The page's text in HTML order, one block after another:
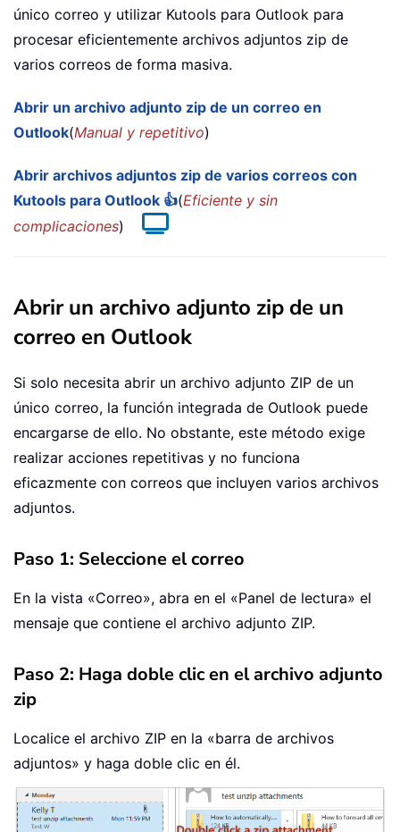
único correo y utilizar Kutools para Outlook para
procesar eficientemente archivos adjuntos zip de
varios correos de forma masiva.
Abrir un archivo adjunto zip de un correo en
Outlook(Manual y repetitivo)
Abrir archivos adjuntos zip de varios correos con
Kutools para Outlook 👍(Eficiente y sin
complicaciones)
Abrir un archivo adjunto zip de un
correo en Outlook
Si solo necesita abrir un archivo adjunto ZIP de un
único correo, la función integrada de Outlook puede
encargarse de ello. No obstante, este método exige
realizar acciones repetitivas y no funciona
eficazmente con correos que incluyen varios archivos
adjuntos.
Paso 1: Seleccione el correo
En la vista «Correo», abra en el «Panel de lectura» el
mensaje que contiene el archivo adjunto ZIP.
Paso 2: Haga doble clic en el archivo adjunto
zip
Localice el archivo ZIP en la «barra de archivos
adjuntos» y haga doble clic en él.